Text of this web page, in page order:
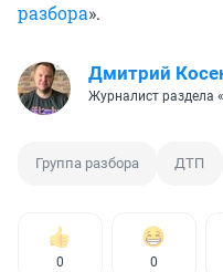
разбора».
Дмитрий
Журналист раздела
Группа разбора ДТП
0 0